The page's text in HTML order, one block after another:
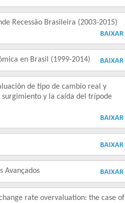
Recessão Brasileira (2003-2015)
en Brasil (1999-2014)
de tipo de cambio real y
y la caída del trípode
Avançados
rate overvaluation: the case of